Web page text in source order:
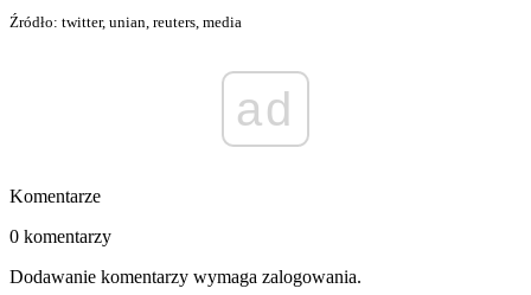
Źródło: twitter, unian, reuters, media
ad
Komentarze
0 komentarzy
Dodawanie komentarzy wymaga zalogowania.